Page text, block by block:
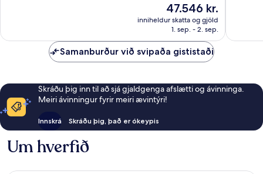
Verðið
er
47.546 kr.
47.546 kr.
inniheldur skatta og gjöld
1. sep. - 2. sep.
Samanburður við svipaða gististaði
Skráðu þig inn til að sjá gjaldgenga afslætti og ávinninga.
Meiri ávinningur fyrir meiri ævintýri!
Innskrá Skráðu þig, það er ókeypis
Um hverfið